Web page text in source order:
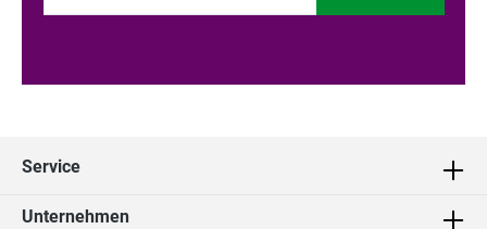
Service
Unternehmen